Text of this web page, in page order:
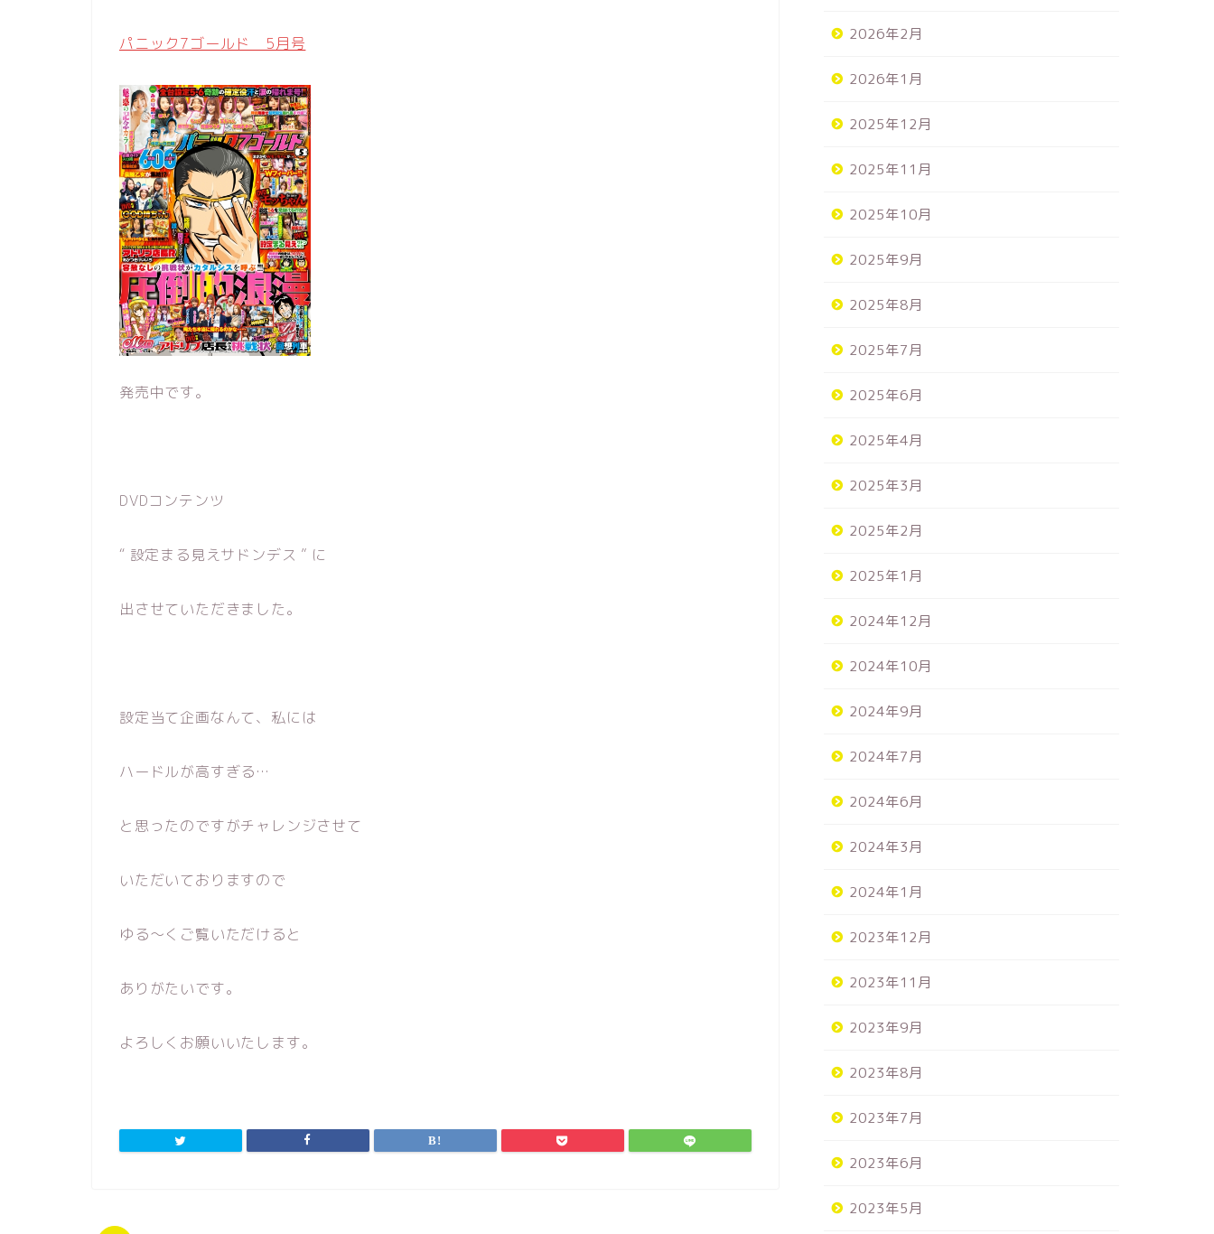
パニック7ゴールド 5月号
発売中です。
DVDコンテンツ
“ 設定まる見えサドンデス ” に
出させていただきました。
設定当て企画なんて、私には
ハードルが高すぎる…
と思ったのですがチャレンジさせて
いただいておりますので
ゆる〜くご覧いただけると
ありがたいです。
よろしくお願いいたします。
2026年2月
2026年1月
2025年12月
2025年11月
2025年10月
2025年9月
2025年8月
2025年7月
2025年6月
2025年4月
2025年3月
2025年2月
2025年1月
2024年12月
2024年10月
2024年9月
2024年7月
2024年6月
2024年3月
2024年1月
2023年12月
2023年11月
2023年9月
2023年8月
2023年7月
2023年6月
2023年5月